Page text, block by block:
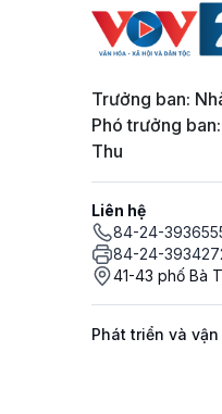
Trưởng ban:
Phó trưởng
Thu
Liên hệ
84-24-
84-24-
41-43 phố Bà
Phát triển và